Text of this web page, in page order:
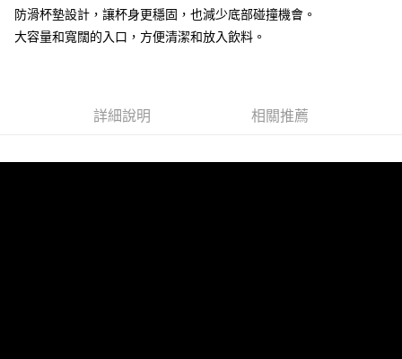
用戶於交易時，得透過本服務購買商品或服務，並由商店將買賣／分期付款
買賣價金債權讓與本公司後，依約使用本公司帳單繳交帳款。
2.基於同意付款使用「大哥付你分期」之契約關係目的，商店將以您的個人
防滑杯墊設計，讓杯身更穩固，也減少底部碰撞機會。
大容量和寬闊的入口，方便清潔和放入飲料。
詳細說明 相關推薦